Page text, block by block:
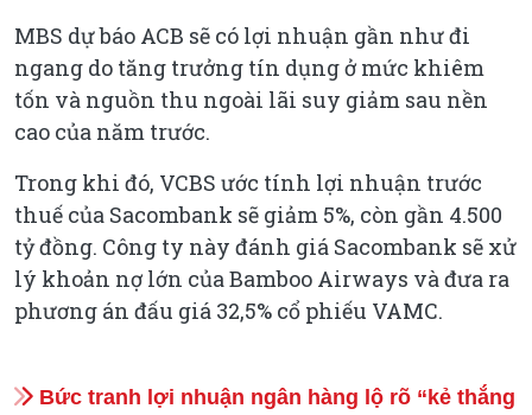
MBS dự báo ACB sẽ có lợi nhuận gần như đi
ngang do tăng trưởng tín dụng ở mức khiêm
tốn và nguồn thu ngoài lãi suy giảm sau nền
cao của năm trước.
Trong khi đó, VCBS ước tính lợi nhuận trước
thuế của Sacombank sẽ giảm 5%, còn gần 4.500
tỷ đồng. Công ty này đánh giá Sacombank sẽ xử
lý khoản nợ lớn của Bamboo Airways và đưa ra
phương án đấu giá 32,5% cổ phiếu VAMC.
Bức tranh lợi nhuận ngân hàng lộ rõ “kẻ thắng